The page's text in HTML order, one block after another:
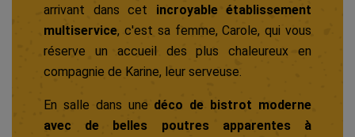
arrivant dans cet incroyable établissement
multiservice, c'est sa femme, Carole, qui vous
réserve un accueil des plus chaleureux en
compagnie de Karine, leur serveuse.
En salle dans une déco de bistrot moderne
avec de belles poutres apparentes à